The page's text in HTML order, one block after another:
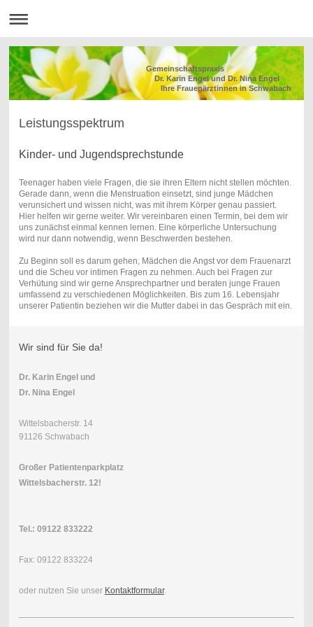
Gemeinschaftspraxis
Dr. Karin Engel und Dr. Nina Engel
Ihre Frauenärztinnen in Schwabach
Leistungsspektrum
Kinder- und Jugendsprechstunde
Teenager haben viele Fragen, die sie ihren Eltern nicht stellen möchten.
Gerade dann, wenn die Menstruation einsetzt, sind junge Mädchen
verunsichert und wissen nicht, was mit ihrem Körper genau passiert.
Hier helfen wir gerne weiter. Wir vereinbaren einen Termin, bei dem wir
uns zunächst einmal kennen lernen. Eine körperliche Untersuchung
wird nur dann notwendig, wenn Beschwerden bestehen.
Zu Beginn soll es darum gehen, Mädchen die Angst vor dem Frauenarzt
und die Scheu vor intimen Fragen zu nehmen. Auch bei Fragen zur
Verhütung sind wir gerne Ansprechpartner und beraten junge Frauen
umfassend zu verschiedenen Möglichkeiten. Bis zum 16. Lebensjahr
unserer Patientin beziehen wir die Mutter dabei in das Gespräch mit ein.
Wir sind für Sie da!
Dr. Karin Engel und
Dr. Nina Engel
Wittelsbacherstr. 14
91126 Schwabach
Großer Patientenparkplatz
Wittelsbacherstr. 12!
Tel.: 09122 833222
Fax: 09122 833224
oder nutzen Sie unser Kontaktformular.